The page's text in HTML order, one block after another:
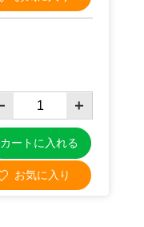
カートに入れる